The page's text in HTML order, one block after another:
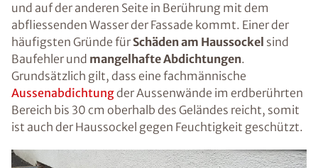
und auf der anderen Seite in Berührung mit dem
abfliessenden Wasser der Fassade kommt. Einer der
häufigsten Gründe für Schäden am Haussockel sind
Baufehler und mangelhafte Abdichtungen.
Grundsätzlich gilt, dass eine fachmännische
Aussenabdichtungder Aussenwände im erdberührten
Bereich bis 30 cm oberhalb des Geländes reicht, somit
ist auch der Haussockel gegen Feuchtigkeit geschützt.